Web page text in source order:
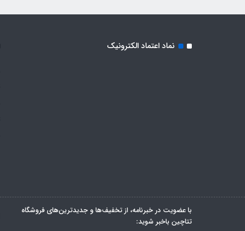
نماد اعتماد الکترونیک
با عضویت در خبرنامه، از تخفیف‌ها و جدیدترین‌های فروشگاه
تتاچین باخبر شوید: